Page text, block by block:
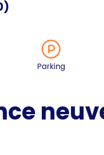
)
Parking